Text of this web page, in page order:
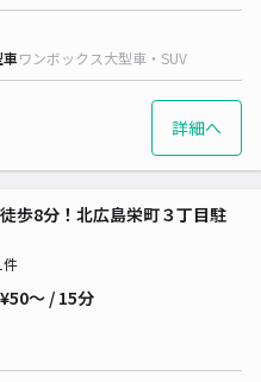
ワンボックス大型車・SUV
詳細へ
歩8分！北広島栄町３丁目駐
¥50〜 / 15分